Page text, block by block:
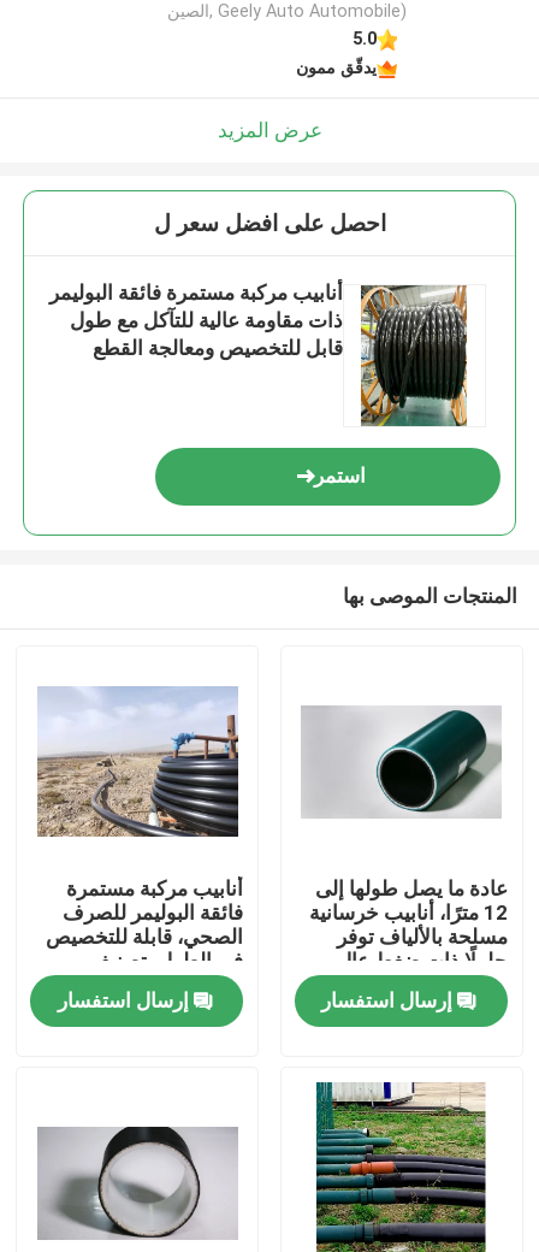
منزل
المنتجات
عرض الواقع الافتراضي
Geely Auto Automobile) ,الصين
5.0
يدقّق ممون
عرض المزيد
احصل على افضل سعر ل
أنابيب مركبة مستمرة فائقة البوليمر
ذات مقاومة عالية للتآكل مع طول
قابل للتخصيص ومعالجة القطع
استمر
المنتجات الموصى بها
عادة ما يصل طولها إلى
12 مترًا، أنابيب خرسانية
مسلحة بالألياف توفر
حلولًا ذات ضغط عالٍ
ومقاومة للتآكل.
إرسال استفسار
أنابيب مركبة مستمرة
فائقة البوليمر للصرف
الصحي، قابلة للتخصيص
في الطول، تصنيف
الضغط يصل إلى 10 ميجا
باسكال، مصممة لنقل
السوائل
إرسال استفسار